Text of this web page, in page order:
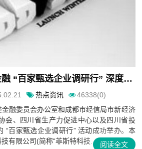
新制造 新经济 新金融 “百家甄选企业调研行” 深度洞察菲斯特科技发展新契机
热点资讯
46338(0)
融委员会办公室和成都市经信局市新经济
会、四川省生产力促进中心以及四川省投
“百家甄选企业调研行” 活动成功举办。本
有限公司(简称“菲斯特科技... 阅读全文